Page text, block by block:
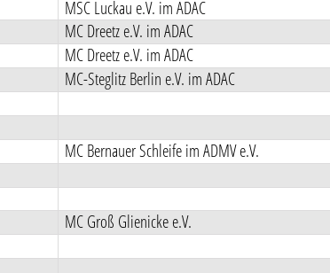
MSC Luckau e.V. im ADAC
MC Dreetz e.V. im ADAC
MC Dreetz e.V. im ADAC
MC-Steglitz Berlin e.V. im ADAC
MC Bernauer Schleife im ADMV e.V.
MC Groß Glienicke e.V.